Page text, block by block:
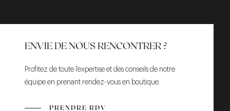
ENVIE DE NOUS RENCONTRER ?
Profitez de toute l’expertise et des conseils de notre
équipe en prenant rendez-vous en boutique.
PRENDRE RDV